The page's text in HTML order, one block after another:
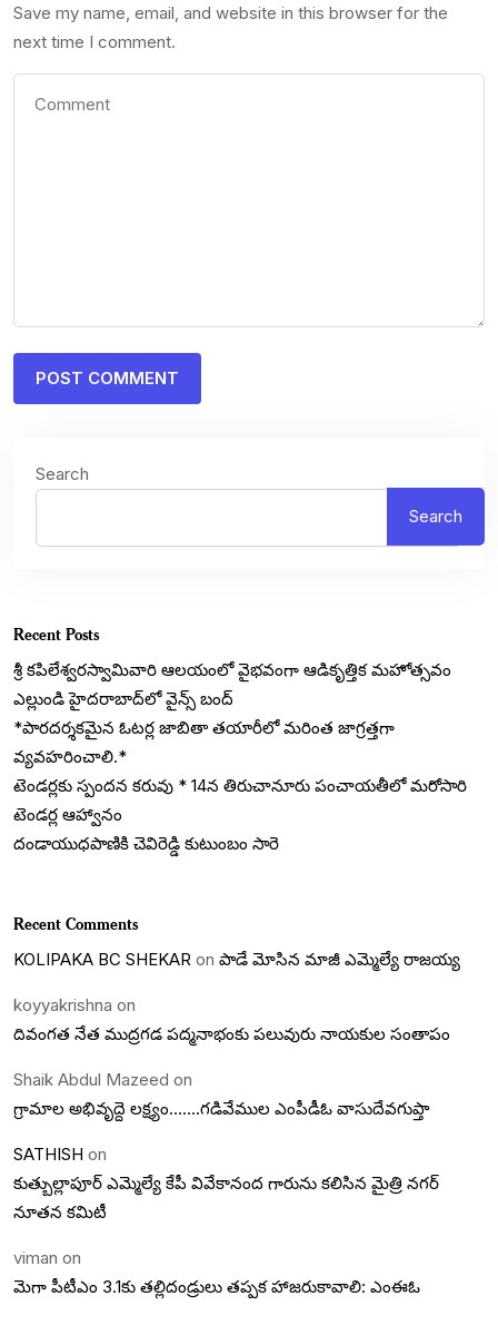
Save my name, email, and website in this browser for the
next time I comment.
Search
Search
Recent Posts
శ్రీ కపిలేశ్వరస్వామివారి ఆలయంలో వైభవంగా ఆడికృత్తిక మహోత్సవం
ఎల్లుండి హైదరాబాద్‌లో వైన్స్ బంద్
*పారదర్శకమైన ఓటర్ల జాబితా తయారీలో మరింత జాగ్రత్తగా
వ్యవహరించాలి.*
టెండర్లకు స్పందన కరువు * 14న తిరుచానూరు పంచాయతీలో మరోసారి
టెండర్ల ఆహ్వానం
దండాయుధపాణికి చెవిరెడ్డి కుటుంబం సారె
Recent Comments
KOLIPAKA BC SHEKAR on పాడే మోసిన మాజీ ఎమ్మెల్యే రాజయ్య
koyyakrishna on
దివంగత నేత ముద్రగడ పద్మనాభంకు పలువురు నాయకుల సంతాపం
Shaik Abdul Mazeed on
గ్రామాల అభివృద్దె లక్ష్యం…….గడివేముల ఎంపీడీఓ వాసుదేవగుప్తా
SATHISH on
కుత్బుల్లాపూర్ ఎమ్మెల్యే కేపీ వివేకానంద గారును కలిసిన మైత్రి నగర్
నూతన కమిటీ
viman on
మెగా పీటీఎం 3.1కు తల్లిదండ్రులు తప్పక హాజరుకావాలి: ఎంఈఓ